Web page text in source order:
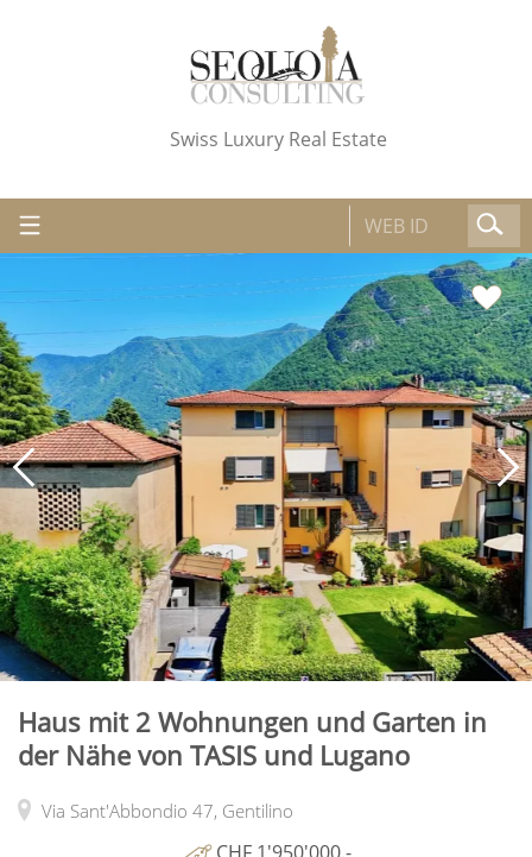
Swiss Luxury Real Estate
Haus mit 2 Wohnungen und Garten in
der Nähe von TASIS und Lugano
Via Sant'Abbondio 47, Gentilino
CHF 1'950'000.-